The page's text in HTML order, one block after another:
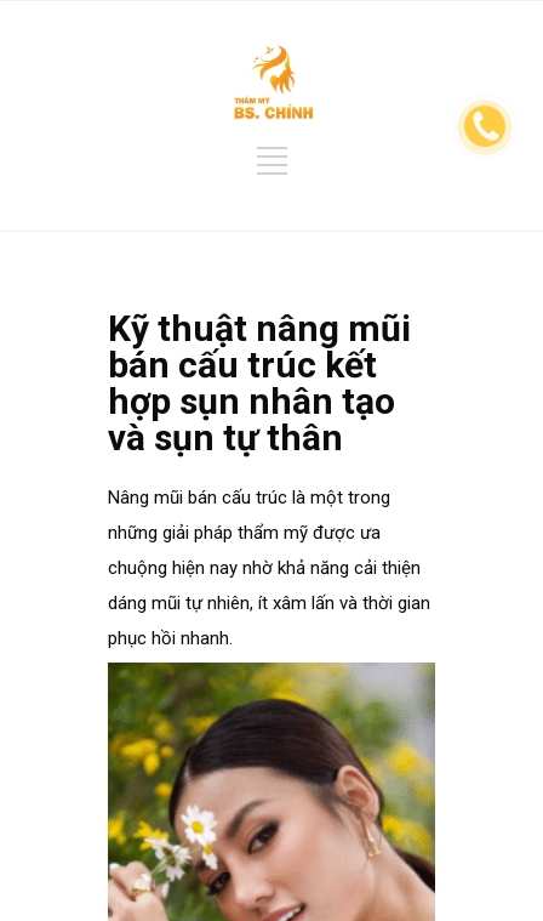
Kỹ thuật nâng mũi
bán cấu trúc kết
hợp sụn nhân tạo
và sụn tự thân
Nâng mũi bán cấu trúc là một trong
những giải pháp thẩm mỹ được ưa
chuộng hiện nay nhờ khả năng cải thiện
dáng mũi tự nhiên, ít xâm lấn và thời gian
phục hồi nhanh.